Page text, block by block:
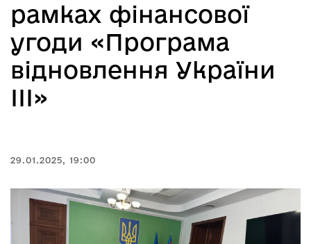
рамках фінансової
угоди «Програма
відновлення України
ІІІ»
29.01.2025, 19:00